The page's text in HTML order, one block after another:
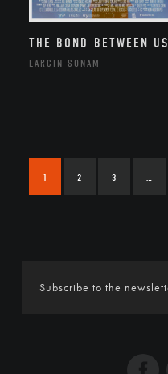
THE BOND BETWEEN US
LARCIN SONAM
1 2 3